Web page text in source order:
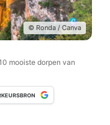
© Ronda / Canva
mooiste dorpen van